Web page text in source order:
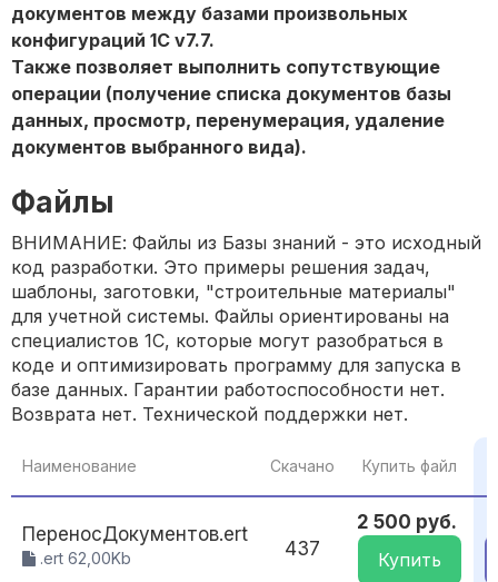
документов между базами произвольных
конфигураций 1С v7.7.
Также позволяет выполнить сопутствующие
операции (получение списка документов базы
данных, просмотр, перенумерация, удаление
документов выбранного вида).
Файлы
ВНИМАНИЕ: Файлы из Базы знаний - это исходный
код разработки. Это примеры решения задач,
шаблоны, заготовки, "строительные материалы"
для учетной системы. Файлы ориентированы на
специалистов 1С, которые могут разобраться в
коде и оптимизировать программу для запуска в
базе данных. Гарантии работоспособности нет.
Возврата нет. Технической поддержки нет.
Наименование Скачано Купить файл
ПереносДокументов.ert
.ert 62,00Kb 437
2 500 руб.
Купить